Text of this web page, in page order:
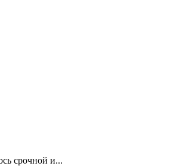
срочной и...